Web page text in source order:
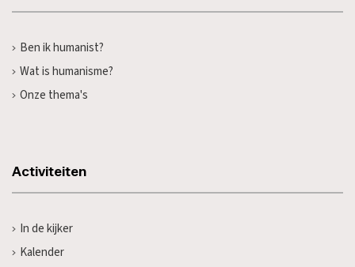
Ben ik humanist?
Wat is humanisme?
Onze thema's
Activiteiten
In de kijker
Kalender